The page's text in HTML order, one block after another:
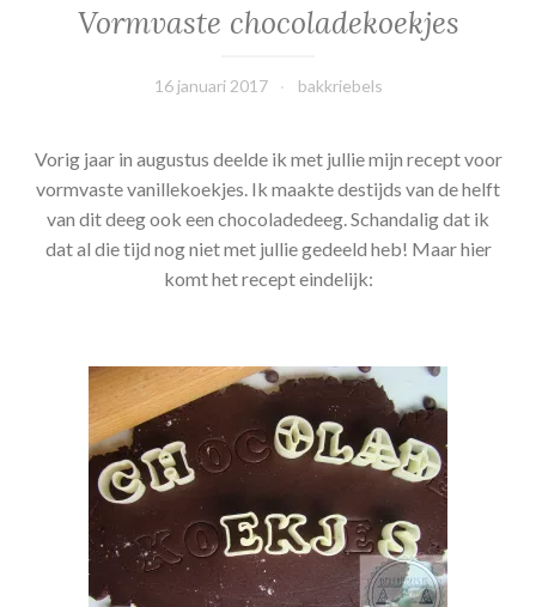
Vormvaste chocoladekoekjes
16 januari 2017 bakkriebels
Vorig jaar in augustus deelde ik met jullie mijn recept voor
vormvaste vanillekoekjes. Ik maakte destijds van de helft
van dit deeg ook een chocoladedeeg. Schandalig dat ik
dat al die tijd nog niet met jullie gedeeld heb! Maar hier
komt het recept eindelijk: